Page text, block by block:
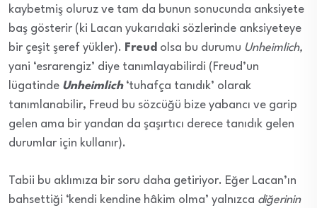
kaybetmiş oluruz ve tam da bunun sonucunda anksiyete
baş gösterir (ki Lacan yukarıdaki sözlerinde anksiyeteye
bir çeşit şeref yükler). Freud olsa bu durumu Unheimlich,
yani ‘esrarengiz’ diye tanımlayabilirdi (Freud’un
lügatinde Unheimlich‘tuhafça tanıdık’ olarak
tanımlanabilir, Freud bu sözcüğü bize yabancı ve garip
gelen ama bir yandan da şaşırtıcı derece tanıdık gelen
durumlar için kullanır).
Tabii bu aklımıza bir soru daha getiriyor. Eğer Lacan’ın
bahsettiği ‘kendi kendine hâkim olma’ yalnızca diğerinin